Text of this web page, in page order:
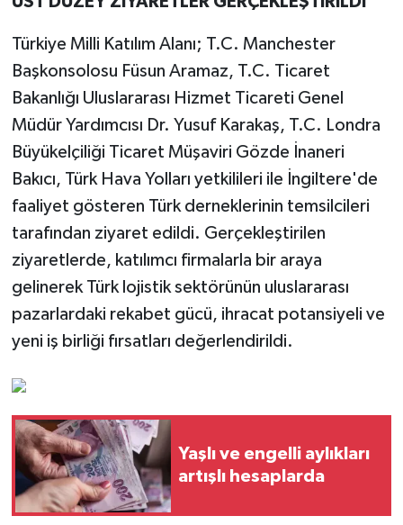
Türkiye Milli Katılım Alanı; T.C. Manchester
Başkonsolosu Füsun Aramaz, T.C. Ticaret
Bakanlığı Uluslararası Hizmet Ticareti Genel
Müdür Yardımcısı Dr. Yusuf Karakaş, T.C. Londra
Büyükelçiliği Ticaret Müşaviri Gözde İnaneri
Bakıcı, Türk Hava Yolları yetkilileri ile İngiltere'de
faaliyet gösteren Türk derneklerinin temsilcileri
tarafından ziyaret edildi. Gerçekleştirilen
ziyaretlerde, katılımcı firmalarla bir araya
gelinerek Türk lojistik sektörünün uluslararası
pazarlardaki rekabet gücü, ihracat potansiyeli ve
yeni iş birliği fırsatları değerlendirildi.
Yaşlı ve engelli aylıkları
artışlı hesaplarda